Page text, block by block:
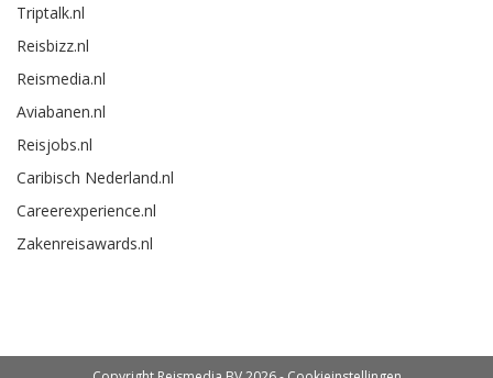
Triptalk.nl
Reisbizz.nl
Reismedia.nl
Aviabanen.nl
Reisjobs.nl
Caribisch Nederland.nl
Careerexperience.nl
Zakenreisawards.nl